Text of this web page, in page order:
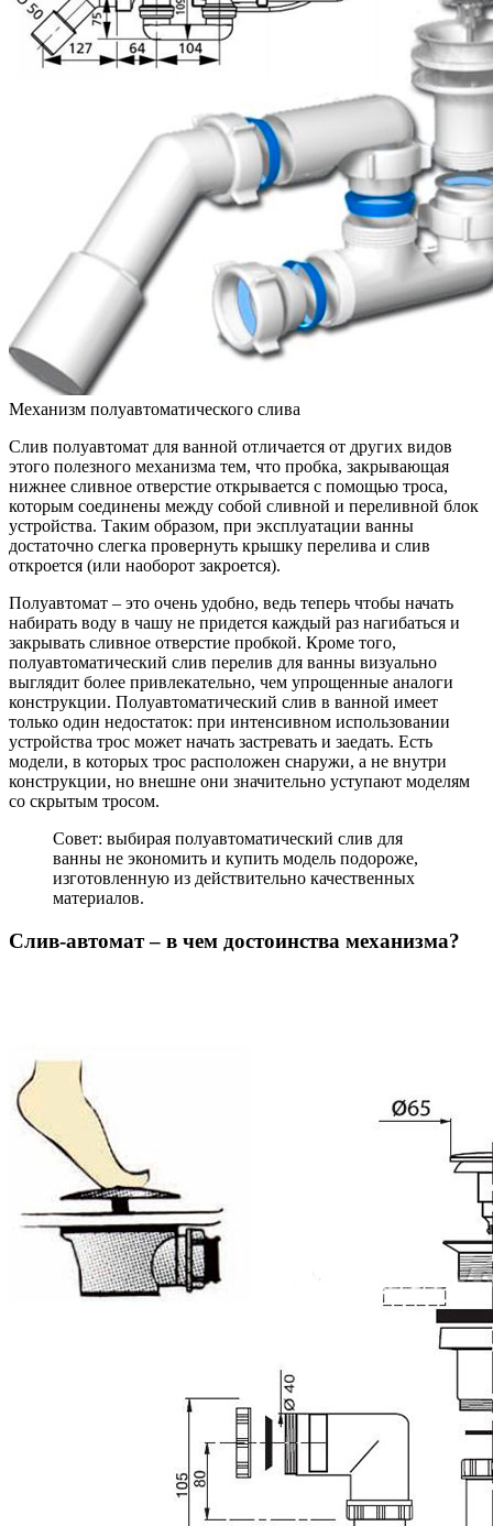
Механизм полуавтоматического слива
Слив полуавтомат для ванной отличается от других видов
этого полезного механизма тем, что пробка, закрывающая
нижнее сливное отверстие открывается с помощью троса,
которым соединены между собой сливной и переливной блок
устройства. Таким образом, при эксплуатации ванны
достаточно слегка провернуть крышку перелива и слив
откроется (или наоборот закроется).
Полуавтомат – это очень удобно, ведь теперь чтобы начать
набирать воду в чашу не придется каждый раз нагибаться и
закрывать сливное отверстие пробкой. Кроме того,
полуавтоматический слив перелив для ванны визуально
выглядит более привлекательно, чем упрощенные аналоги
конструкции. Полуавтоматический слив в ванной имеет
только один недостаток: при интенсивном использовании
устройства трос может начать застревать и заедать. Есть
модели, в которых трос расположен снаружи, а не внутри
конструкции, но внешне они значительно уступают моделям
со скрытым тросом.
Совет: выбирая полуавтоматический слив для
ванны не экономить и купить модель подороже,
изготовленную из действительно качественных
материалов.
Слив-автомат – в чем достоинства механизма?